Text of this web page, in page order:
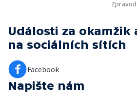
Události za okamžik
na sociálních sítích
Facebook
Napište nám